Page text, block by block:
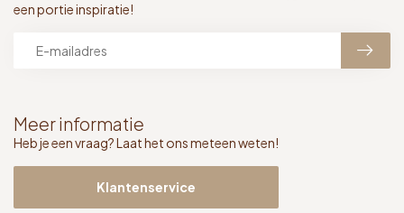
Meer informatie
Heb je een vraag? Laat het ons meteen weten!
Klantenservice
een portie inspiratie!